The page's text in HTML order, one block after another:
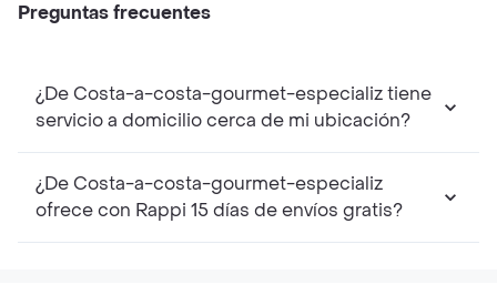
Preguntas frecuentes
¿De Costa-a-costa-gourmet-especializ tiene
servicio a domicilio cerca de mi ubicación?
¿De Costa-a-costa-gourmet-especializ
ofrece con Rappi 15 días de envíos gratis?